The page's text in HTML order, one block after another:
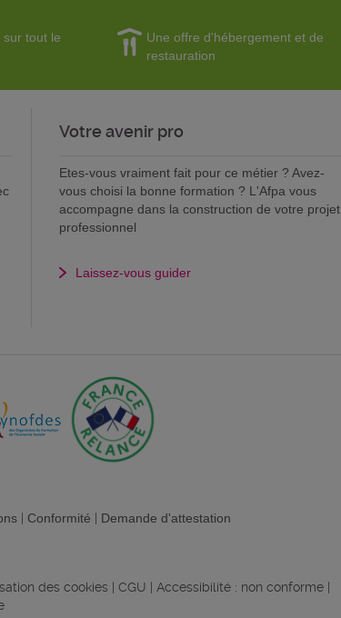
sur tout le
Une offre d'hébergement et de
restauration
Votre avenir pro
Etes-vous vraiment fait pour ce métier ? Avez-
vous choisi la bonne formation ? L'Afpa vous
accompagne dans la construction de votre projet
professionnel
Laissez-vous guider
Conformité Demande d'attestation
des cookies CGU Accessibilité : non conforme